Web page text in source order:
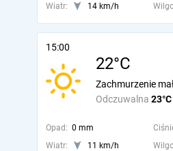
Wiatr:
14 km/h
15:00
22°C
Odczuwalna 23°C
Zachmurzenie
Opad: 0 mm
Wiatr:
11 km/h